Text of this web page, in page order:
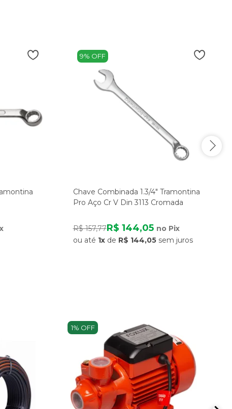
9% OFF
Chave Combinada 1.3/4" Tramontina
Pro Aço Cr V Din 3113 Cromada
R$ 157,77R$ 144,05 no Pix
ou até 1xde R$ 144,05 sem juros
1% OFF